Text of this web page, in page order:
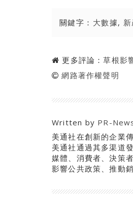
關鍵字： 大數據,
更多評論：草根影
網路著作權聲明
Written by PR-
美通社在創新的企業
美通社通過其多渠道
媒體、消費者、決策
影響公共政策、推動